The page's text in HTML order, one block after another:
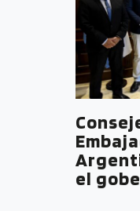
el